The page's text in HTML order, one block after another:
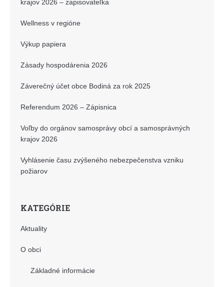
krajov 2026 – zapisovateľka
Wellness v regióne
Výkup papiera
Zásady hospodárenia 2026
Záverečný účet obce Bodiná za rok 2025
Referendum 2026 – Zápisnica
Voľby do orgánov samosprávy obcí a samosprávných
krajov 2026
Vyhlásenie času zvýšeného nebezpečenstva vzniku
požiarov
KATEGÓRIE
Aktuality
O obci
Základné informácie